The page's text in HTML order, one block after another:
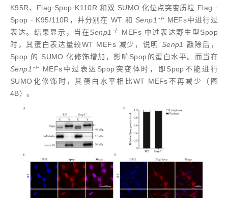
K95R、Flag⁃Spop⁃K110R 和双 SUMO 化位点突变质粒 Flag ⁃
Spop ⁃ K95/110R，并分别在 WT 和Senp1 -/- MEFs中进行过
表达。结果显示，当在Senp1 -/- MEFs 中过表达野生型Spop
时，其蛋白表达量较WT MEFs 减少，说明
Senp1 敲除后，
Spop 的 SUMO 化修饰增加，影响Spop的蛋白水平。而当在
Senp1 -/-
MEFs中过表达Spop突变体时，即Spop不能进行
SUMO化修饰时，其蛋白水平相比WT MEFs不再减少（图
4B）。